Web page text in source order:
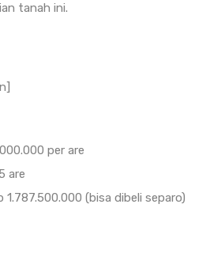
tanah ini.
per are
are
1.787.500.000 (bisa dibeli separo)